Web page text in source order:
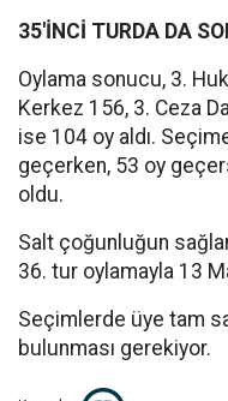
35'İNCİ TURDA DA
Oylama sonucu, 3.
Kerkez 156, 3. Ceza
ise 104 oy aldı.
geçerken, 53 oy
oldu.
Salt çoğunluğun
36. tur oylamayla 13
Seçimlerde üye tam
bulunması gerekiyor.